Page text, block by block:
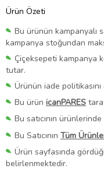
Ürün Özeti
Bu ürünün kampanyalı
kampanya stoğundan
Çiçeksepeti kampanya
tutar.
Ürünün iade
Bu ürün icanPARES
Bu satıcının
Bu Satıcının Tüm
Ürün sayfasında
belirlenmektedir.